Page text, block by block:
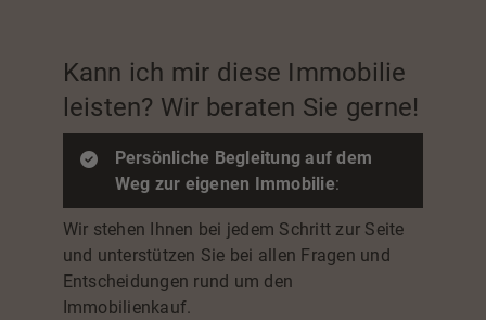
Kann ich mir diese Immobilie
leisten? Wir beraten Sie gerne!
Persönliche Begleitung auf dem
Weg zur eigenen Immobilie:
Wir stehen Ihnen bei jedem Schritt zur Seite
und unterstützen Sie bei allen Fragen und
Entscheidungen rund um den
Immobilienkauf.